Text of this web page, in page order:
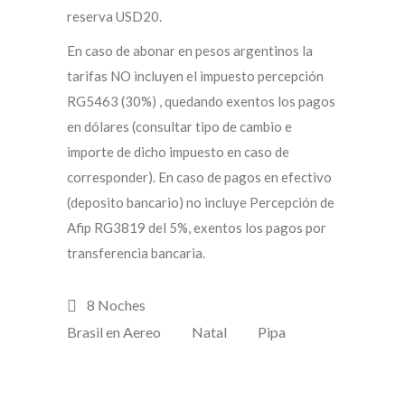
reserva USD20.
En caso de abonar en pesos argentinos la
tarifas NO incluyen el impuesto percepción
RG5463 (30%) , quedando exentos los pagos
en dólares (consultar tipo de cambio e
importe de dicho impuesto en caso de
corresponder). En caso de pagos en efectivo
(deposito bancario) no incluye Percepción de
Afip RG3819 del 5%, exentos los pagos por
transferencia bancaria.
8 Noches
Brasil en Aereo
Natal Pipa